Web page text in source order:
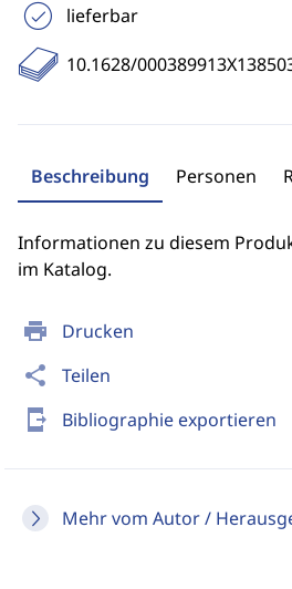
print Drucken
share Teilen
send_to_mobile Bibliographie exportieren
Mehr vom Autor /
lieferbar
10.1628/
Beschreibung Personen
Informationen zu diesem
im Katalog.